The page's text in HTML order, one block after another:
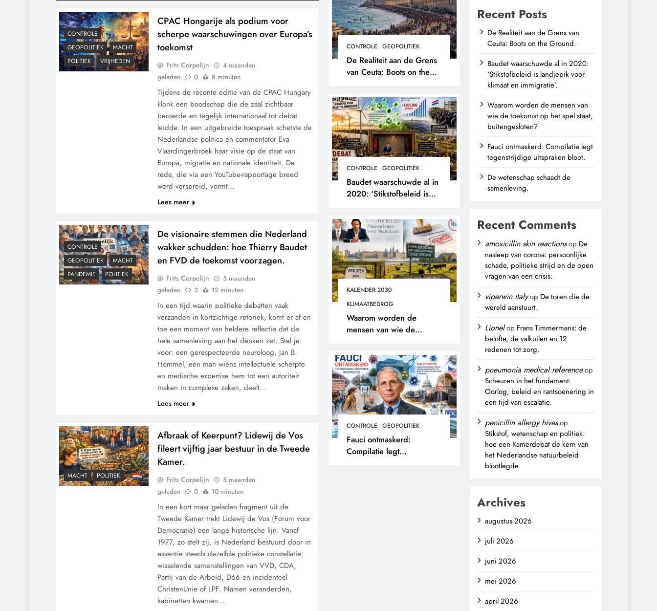
CONTROLE GEOPOLITIEK
De Realiteit aan de Grens
van Ceuta: Boots on the
CONTROLE GEOPOLITIEK
Baudet waarschuwde al in
2020: ‘Stikstofbeleid is
immigratie’.
KALENDER 2030
KLIMAATBEDROG
Waarom worden de
mensen van wie de
buitengesloten?
CONTROLE GEOPOLITIEK
Fauci ontmaskerd:
Compilatie legt
CONTROLE
GEOPOLITIEK
MACHT
POLITIEK
VRIJHEDEN
CPAC Hongarije als podium voor
scherpe waarschuwingen over Europa’s
toekomst
Frits Corpelijn
4 maanden
geleden
0 8 minuten
Tijdens de recente editie van de CPAC Hungary
klonk een boodschap die de zaal zichtbaar
beroerde en tegelijk internationaal tot debat
leidde. In een uitgebreide toespraak schetste de
Nederlandse politica en commentator Eva
Vlaardingerbroek haar visie op de staat van
Europa, migratie en nationale identiteit. De
rede, die via een YouTube-rapportage breed
werd verspreid, vormt…
Lees meer
CONTROLE
GEOPOLITIEK
MACHT
PANDEMIE
POLITIEK
De visionaire stemmen die Nederland
wakker schudden: hoe Thierry Baudet
en FVD de toekomst voorzagen.
Frits Corpelijn
5 maanden
geleden
2 12 minuten
In een tijd waarin politieke debatten vaak
verzanden in kortzichtige retoriek, komt er af en
toe een moment van heldere reflectie dat de
hele samenleving aan het denken zet. Stel je
voor: een gerespecteerde neuroloog, Jan B.
Hommel, een man wiens intellectuele scherpte
en medische expertise hem tot een autoriteit
maken in complexe zaken, deelt…
Lees meer
MACHT POLITIEK
Afbraak of Keerpunt? Lidewij de Vos
fileert vijftig jaar bestuur in de Tweede
Kamer.
Frits Corpelijn
5 maanden
geleden
0 10 minuten
In een kort maar geladen fragment uit de
Tweede Kamer trekt Lidewij de Vos (Forum voor
Democratie) een lange historische lijn. Vanaf
1977, zo stelt zij, is Nederland bestuurd door in
essentie steeds dezelfde politieke constellatie:
wisselende samenstellingen van VVD, CDA,
Partij van de Arbeid, D66 en incidenteel
ChristenUnie of LPF. Namen veranderden,
kabinetten kwamen…
Recent Posts
De Realiteit aan de Grens van
Ceuta: Boots on the Ground.
Baudet waarschuwde al in 2020:
‘Stikstofbeleid is landjepik voor
klimaat en immigratie’.
Waarom worden de mensen van
wie de toekomst op het spel staat,
buitengesloten?
Fauci ontmaskerd: Compilatie legt
tegenstrijdige uitspraken bloot.
De wetenschap schaadt de
samenleving.
Recent Comments
amoxicillin skin reactionsop De
nasleep van corona: persoonlijke
schade, politieke strijd en de open
vragen van een crisis.
viperwin italyop De toren die de
wereld aanstuurt.
Lionelop Frans Timmermans: de
belofte, de valkuilen en 12
redenen tot zorg.
pneumonia medical referenceop
Scheuren in het fundament:
Oorlog, beleid en rantsoenering in
een tijd van escalatie.
penicillin allergy hivesop
Stikstof, wetenschap en politiek:
hoe een Kamerdebat de kern van
het Nederlandse natuurbeleid
blootlegde
Archives
augustus 2026
juli 2026
juni 2026
mei 2026
april 2026